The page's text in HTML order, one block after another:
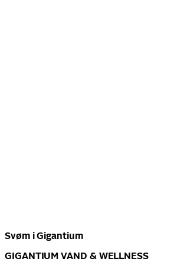
Svøm i Gigantium
GIGANTIUM VAND & WELLNESS